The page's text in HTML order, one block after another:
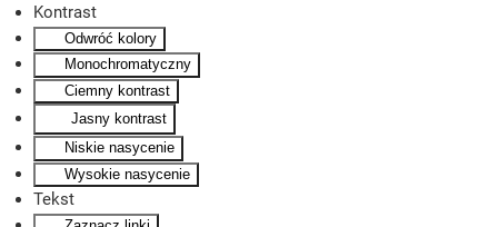
Kontrast
Odwróć kolory
Monochromatyczny
Ciemny kontrast
Jasny kontrast
Niskie nasycenie
Wysokie nasycenie
Tekst
Skip to main content